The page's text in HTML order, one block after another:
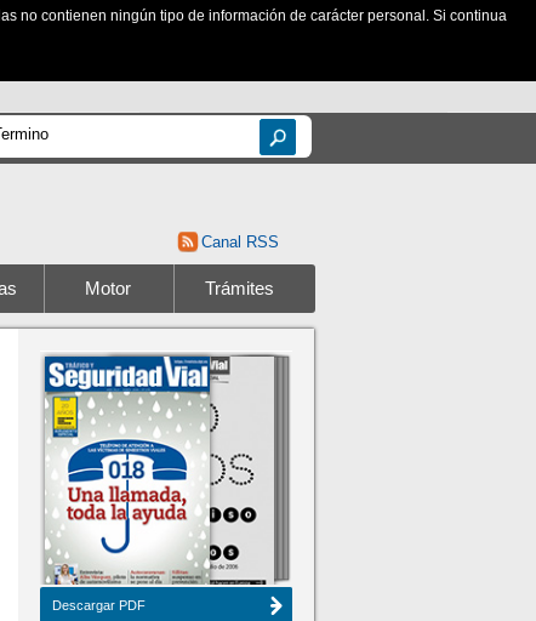
no contienen ningún tipo de información de carácter personal. Si continua
Canal RSS
Motor Trámites
Descargar PDF